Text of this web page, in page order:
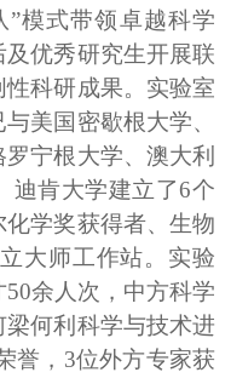
模式带领卓越科学
优秀研究生开展联
科研成果。实验室
美国密歇根大学、
罗宁根大学、澳大利
迪肯大学建立了6个
学奖获得者、生物
大师工作站。实验
余人次，中方科学
何利科学与技术进
誉，3位外方专家获